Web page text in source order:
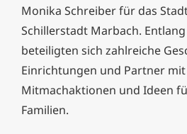
Monika Schreiber für das
Schillerstadt Marbach.
beteiligten sich zahlreiche
Einrichtungen und Partner
Mitmachaktionen und Ideen
Familien.